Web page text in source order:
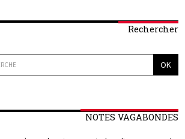
Rechercher
NOTES VAGABONDES